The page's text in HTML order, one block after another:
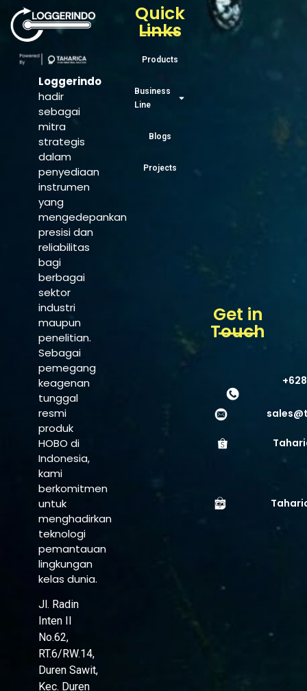
Loggerindo
hadir
sebagai
mitra
strategis
dalam
penyediaan
instrumen
yang
mengedepankan
presisi dan
reliabilitas
bagi
berbagai
sektor
industri
maupun
penelitian.
Sebagai
pemegang
keagenan
tunggal
resmi
produk
HOBO di
Indonesia,
kami
berkomitmen
untuk
menghadirkan
teknologi
pemantauan
lingkungan
kelas dunia.
Jl. Radin
Inten II
No.62,
RT.6/RW.14,
Duren Sawit,
Kec. Duren
Quick
Links
Products
Business
Line
Blogs
Projects
Get in
Touch